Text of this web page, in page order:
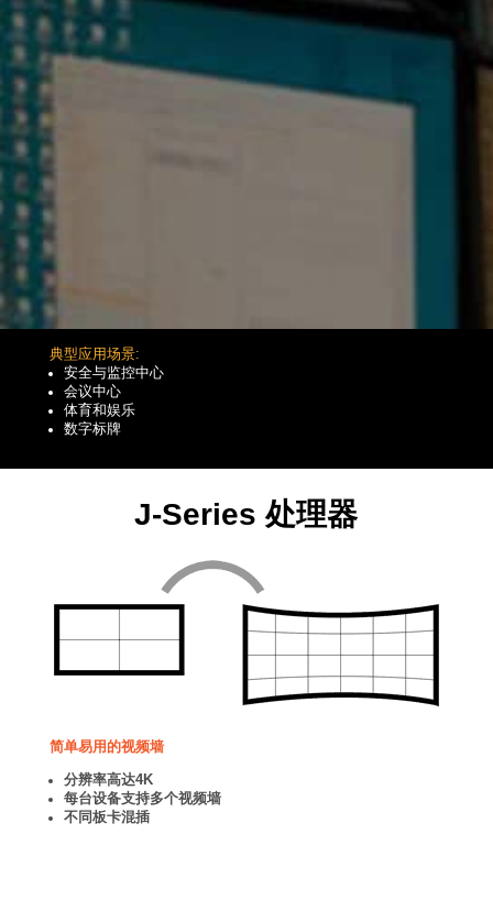
典型应用场景:
安全与监控中心
会议中心
体育和娱乐
数字标牌
J-Series 处理器
简单易用的视频墙
分辨率高达4K
每台设备支持多个视频墙
不同板卡混插